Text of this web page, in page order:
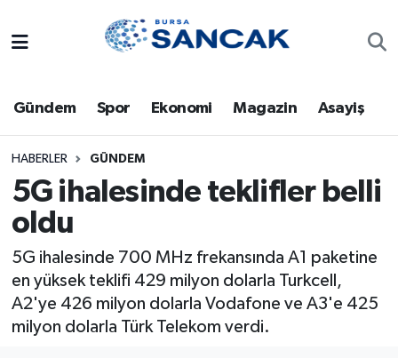
Gündem Spor Ekonomi Magazin Asayiş
HABERLER GÜNDEM
5G ihalesinde teklifler belli
oldu
5G ihalesinde 700 MHz frekansında A1 paketine
en yüksek teklifi 429 milyon dolarla Turkcell,
A2'ye 426 milyon dolarla Vodafone ve A3'e 425
milyon dolarla Türk Telekom verdi.
Bursa
Dünya
Eğitim
Ekonomi
Genel
Trafik Durumu
Süper Lig Puan Durumu ve Fikstür
Tüm Manşetler
Son Dakika Haberleri
Haber Arşivi